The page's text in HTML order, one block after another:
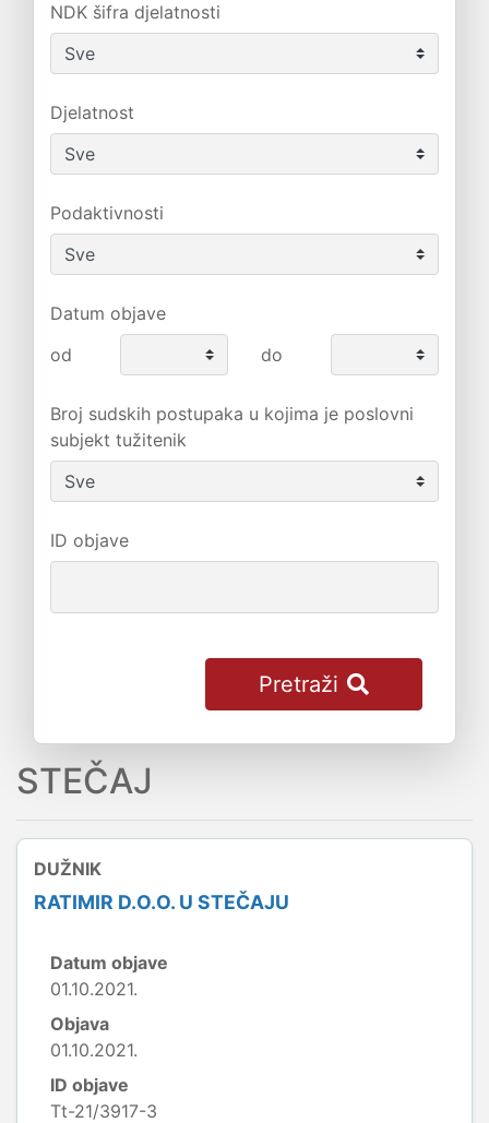
NDK šifra djelatnosti
Djelatnost
Podaktivnosti
Datum objave
od
do
Broj sudskih postupaka u kojima je poslovni
subjekt tužitenik
ID objave
Pretraži
STEČAJ
DUŽNIK
RATIMIR D.O.O. U STEČAJU
Datum objave
01.10.2021.
Objava
01.10.2021.
ID objave
Tt-21/3917-3